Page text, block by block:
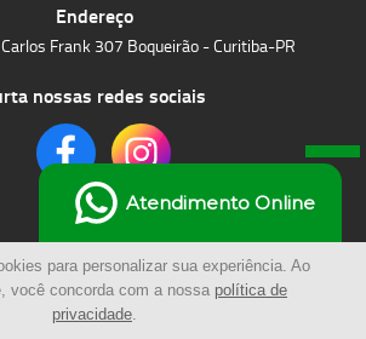
Endereço
Frank 307 Boqueirão - Curitiba-PR
nossas redes sociais
Acústicas LTDA | Todos os Direitos Reservados
Atendimento Online
para personalizar sua experiência. Ao
você concorda com a nossa política de
privacidade.